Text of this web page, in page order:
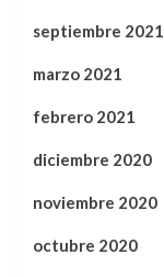
septiembre 2021
marzo 2021
febrero 2021
diciembre 2020
noviembre 2020
octubre 2020